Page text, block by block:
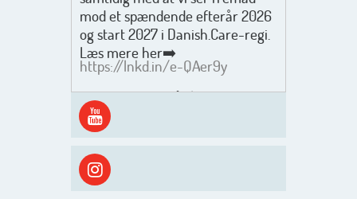
mod et spændende efterår 2026
og start 2027 i Danish.Care-regi.
Læs mere her➡️
https://lnkd.in/e-QAer9y
Men inden det går løs med en
spændende og aktivt
efterårsæson, så går turen først
ud i solen, ned til vandet og ind i
skyggen igen. Danish.Care holder
sommerlukket i uge 29 + 30.